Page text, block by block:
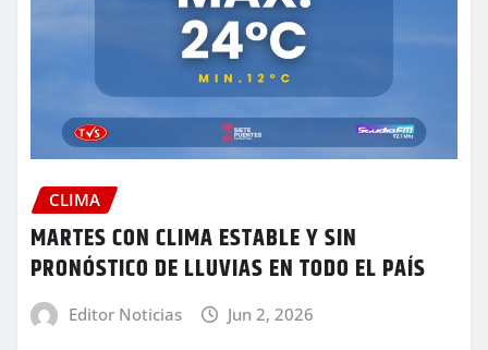
CLIMA
MARTES CON CLIMA ESTABLE Y SIN
PRONÓSTICO DE LLUVIAS EN TODO EL PAÍS
Editor Noticias Jun 2, 2026